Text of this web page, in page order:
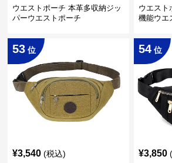
ウエストポーチ 本革多収納ジッ
パーウエストポーチ
ウエスト
機能ウエ
53 位
¥3,540 (税込)
54 位
¥3,850